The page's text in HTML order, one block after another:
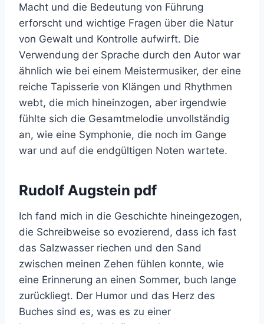
Macht und die Bedeutung von Führung
erforscht und wichtige Fragen über die Natur
von Gewalt und Kontrolle aufwirft. Die
Verwendung der Sprache durch den Autor war
ähnlich wie bei einem Meistermusiker, der eine
reiche Tapisserie von Klängen und Rhythmen
webt, die mich hineinzogen, aber irgendwie
fühlte sich die Gesamtmelodie unvollständig
an, wie eine Symphonie, die noch im Gange
war und auf die endgültigen Noten wartete.
Rudolf Augstein pdf
Ich fand mich in die Geschichte hineingezogen,
die Schreibweise so evozierend, dass ich fast
das Salzwasser riechen und den Sand
zwischen meinen Zehen fühlen konnte, wie
eine Erinnerung an einen Sommer, buch lange
zurückliegt. Der Humor und das Herz des
Buches sind es, was es zu einer